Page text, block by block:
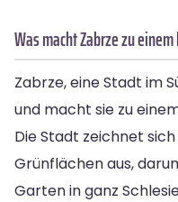
Was macht Zabrze zu
Zabrze, eine Stadt im
und macht sie zu
Die Stadt zeichnet
Grünflächen aus,
Garten in ganz